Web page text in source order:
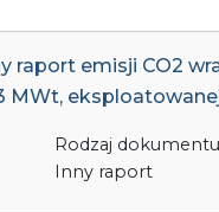
raport emisji CO2
MWt,
Rodzaj
Inny raport